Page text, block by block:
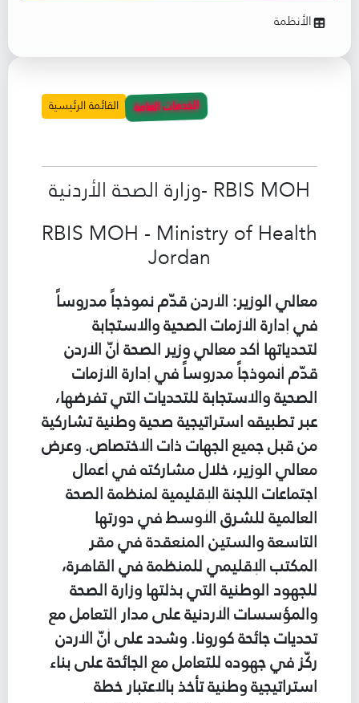
الأنظمة
القائمة الرئيسية الخدمات العامة
RBIS MOH -وزارة الصحة الأردنية
RBIS MOH - Ministry of Health
Jordan
معالي الوزير: الأردن قدّم نموذجاً مدروساً
في إدارة الأزمات الصحية والاستجابة
لتحدياتها أكد معالي وزير الصحة أنّ الأردن
قدّم أنموذجاً مدروساً في إدارة الأزمات
الصحية والاستجابة للتحديات التي تفرضها،
عبر تطبيقه استراتيجية صحية وطنية تشاركية
من قبل جميع الجهات ذات الاختصاص. وعرض
معالي الوزير، خلال مشاركته في أعمال
اجتماعات اللجنة الإقليمية لمنظمة الصحة
العالمية للشرق الأوسط في دورتها
التاسعة والستين المنعقدة في مقر
المكتب الإقليمي للمنظمة في القاهرة،
للجهود الوطنية التي بذلتها وزارة الصحة
والمؤسسات الأردنية على مدار التعامل مع
تحديات جائحة كورونا. وشدد على أنّ الأردن
ركّز في جهوده للتعامل مع الجائحة على بناء
استراتيجية وطنية تأخذ بالاعتبار خطة